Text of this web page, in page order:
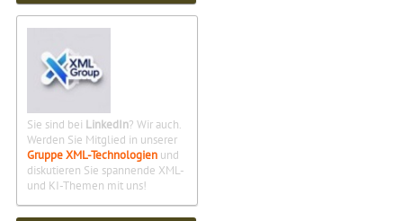
Sie sind bei LinkedIn? Wir auch.
Werden Sie Mitglied in unserer
Gruppe XML-Technologien und
diskutieren Sie spannende XML-
und KI-Themen mit uns!